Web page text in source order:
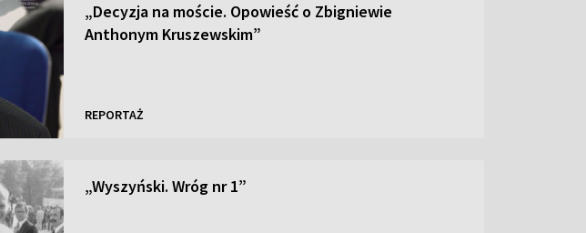
„Decyzja na moście. Opowieść o Zbigniewie
Anthonym Kruszewskim”
REPORTAŻ
„Wyszyński. Wróg nr 1”